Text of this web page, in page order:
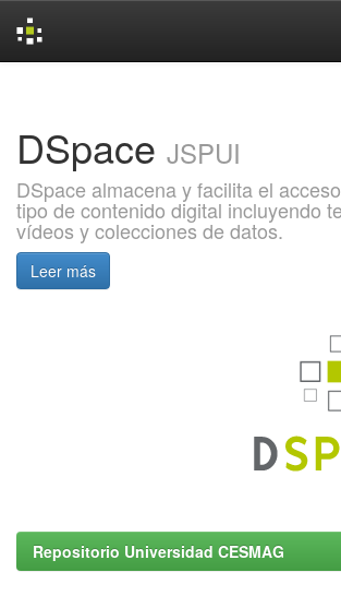
DSpace JSPUI
DSpace almacena y facilita el
tipo de contenido digital incluyendo
vídeos y colecciones de datos.
Leer más
Repositorio Universidad CESMAG